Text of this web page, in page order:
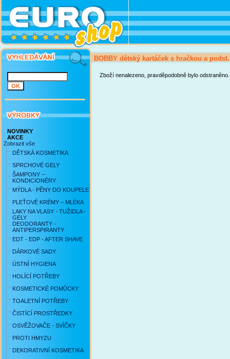
NOVINKY
AKCE
Zobrazit vše
DĚTSKÁ KOSMETIKA
SPRCHOVÉ GELY
ŠAMPONY –
KONDICIONÉRY
MÝDLA - PĚNY DO KOUPELE
PLEŤOVÉ KRÉMY – MLÉKA
LAKY NA VLASY - TUŽIDLA -
GELY
DEODORANTY -
ANTIPERSPIRANTY
EDT - EDP - AFTER SHAVE
DÁRKOVÉ SADY
ÚSTNÍ HYGIENA
HOLÍCÍ POTŘEBY
KOSMETICKÉ POMŮCKY
TOALETNÍ POTŘEBY
ČISTÍCÍ PROSTŘEDKY
OSVĚŽOVAČE - SVÍČKY
PROTI HMYZU
DEKORATIVNÍ KOSMETIKA
BOBBY dětský kartáček s hračkou a podst.
Zboží nenalezeno, pravděpodobně bylo odstraněno.